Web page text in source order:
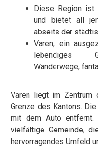
Diese Region ist
und bietet all
abseits der
Varen, ein
lebendiges
Wanderwege,
Varen liegt im Zentrum
Grenze des Kantons.
mit dem Auto
vielfältige Gemeinde,
hervorragendes Umfeld